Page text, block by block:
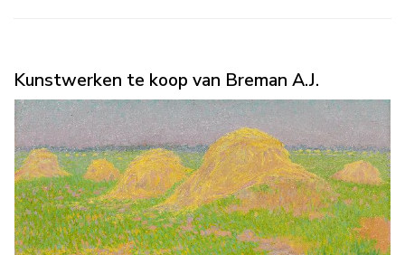
Kunstwerken te koop van Breman A.J.